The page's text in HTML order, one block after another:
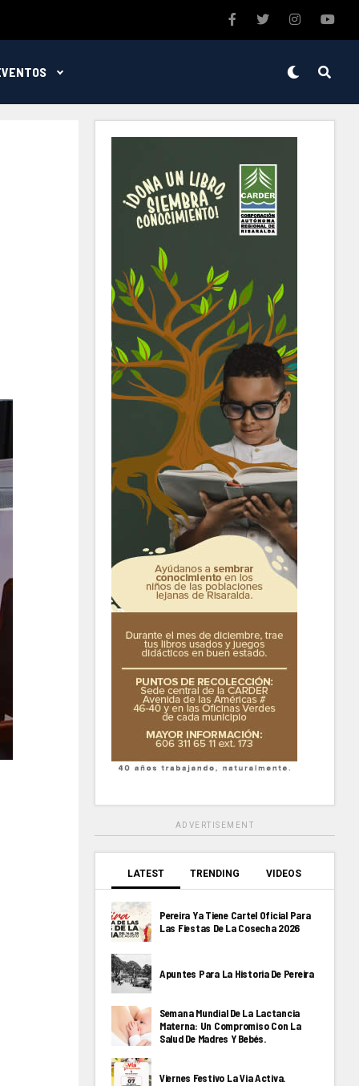
ADVERTISEMENT
LATEST TRENDING VIDEOS
Pereira Ya Tiene Cartel Oficial Para
Las Fiestas De La Cosecha 2026
Apuntes Para La Historia De Pereira
Semana Mundial De La Lactancia
Materna: Un Compromiso Con La
Salud De Madres Y Bebés.
Viernes Festivo La Via Activa.